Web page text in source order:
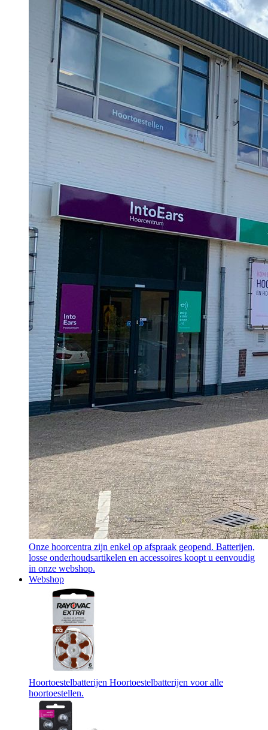
Onze hoorcentra zijn enkel op afspraak geopend. Batterijen,
losse onderhoudsartikelen en accessoires koopt u eenvoudig
in onze webshop.
Webshop
Hoortoestelbatterijen Hoortoestelbatterijen voor alle
hoortoestellen.